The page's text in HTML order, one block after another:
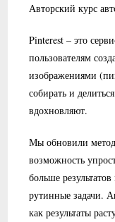
Авторский курс
Pinterest – это
пользователям
изображениями
собирать и
вдохновляют.
Мы обновили
возможность
больше
рутинные задачи.
как результаты